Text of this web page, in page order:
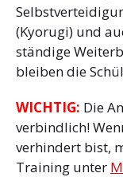
(Kyorugi) und
ständige
bleiben die
WICHTIG: Die
verbindlich!
verhindert bist,
Training unter